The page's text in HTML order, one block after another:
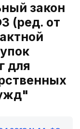
закон
(ред. от
для